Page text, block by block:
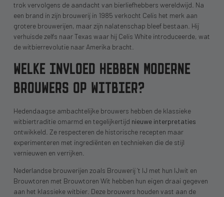
trok vervolgens de aandacht van bierliefhebbers wereldwijd. Na
een brand in zijn brouwerij in 1985 verkocht Celis het merk aan
grotere brouwerijen, maar zijn nalatenschap bleef bestaan. Hij
verhuisde zelfs naar Texas waar hij Celis White introduceerde, wat
de witbierrevolutie naar Amerika bracht.
WELKE INVLOED HEBBEN MODERNE
BROUWERS OP WITBIER?
Hedendaagse ambachtelijke brouwers hebben de klassieke
witbiertraditie omarmd en tegelijkertijd nieuwe interpretaties
ontwikkeld. Ze respecteren de historische recepten maar
experimenteren met ingrediënten en technieken die de stijl
vernieuwen en verrijken.
Nederlandse brouwerijen zoals Brouwerij ’t IJ met hun IJwit en
Brouwtoren met Brouwtoren Wit hebben hun eigen draai gegeven
aan het klassieke witbier. Deze brouwers houden vast aan de